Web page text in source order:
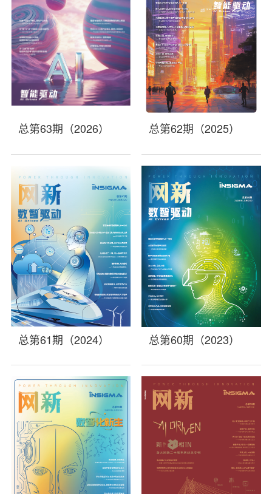
总第63期（2026） 总第62期（2025）
总第61期（2024） 总第60期（2023）